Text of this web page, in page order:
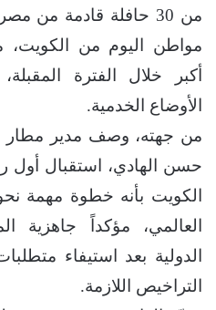
مواطن اليوم من الكويت،
أكبر خلال الفترة
الأوضاع الخدمية.
من جهته، وصف مدير مطار
حسن الهادي، استقبال أول
الكويت بأنه خطوة مهمة
العالمي، مؤكداً جاهزية
الدولية بعد استيفاء
التراخيص اللازمة.